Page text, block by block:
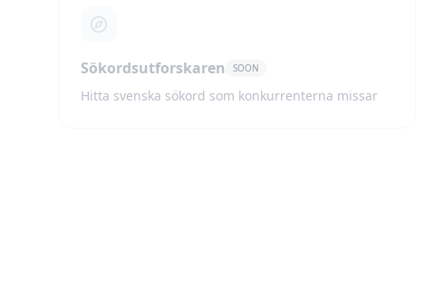
Sökordsutforskaren SOON
Hitta svenska sökord som konkurrenterna missar